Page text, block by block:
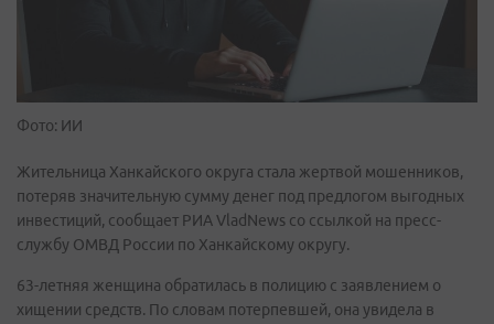
Фото: ИИ
Жительница Ханкайского округа стала жертвой мошенников,
потеряв значительную сумму денег под предлогом выгодных
инвестиций, сообщает РИА VladNews со ссылкой на пресс-
службу ОМВД России по Ханкайскому округу.
63-летняя женщина обратилась в полицию с заявлением о
хищении средств. По словам потерпевшей, она увидела в